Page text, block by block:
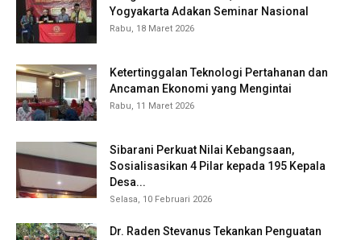
Yogyakarta Adakan Seminar Nasional
Rabu, 18 Maret 2026
Ketertinggalan Teknologi Pertahanan dan
Ancaman Ekonomi yang Mengintai
Rabu, 11 Maret 2026
Sibarani Perkuat Nilai Kebangsaan,
Sosialisasikan 4 Pilar kepada 195 Kepala
Desa...
Selasa, 10 Februari 2026
Dr. Raden Stevanus Tekankan Penguatan